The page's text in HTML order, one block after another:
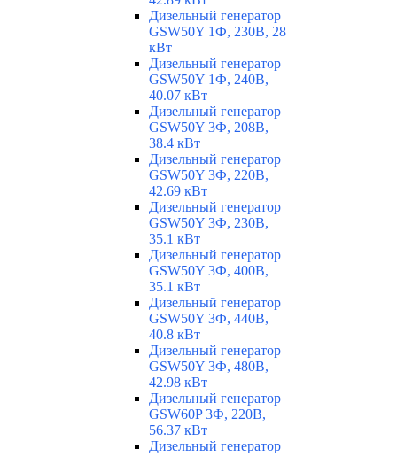
Дизельный генератор
GSW50Y 1Ф, 230В, 28
кВт
Дизельный генератор
GSW50Y 1Ф, 240В,
40.07 кВт
Дизельный генератор
GSW50Y 3Ф, 208В,
38.4 кВт
Дизельный генератор
GSW50Y 3Ф, 220В,
42.69 кВт
Дизельный генератор
GSW50Y 3Ф, 230В,
35.1 кВт
Дизельный генератор
GSW50Y 3Ф, 400В,
35.1 кВт
Дизельный генератор
GSW50Y 3Ф, 440В,
40.8 кВт
Дизельный генератор
GSW50Y 3Ф, 480В,
42.98 кВт
Дизельный генератор
GSW60P 3Ф, 220В,
56.37 кВт
Дизельный генератор